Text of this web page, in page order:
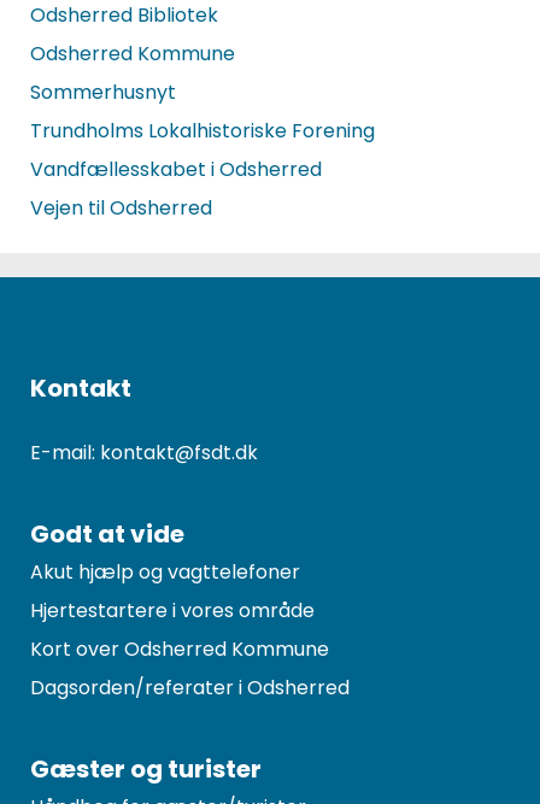
Odsherred Bibliotek
Odsherred Kommune
Sommerhusnyt
Trundholms Lokalhistoriske Forening
Vandfællesskabet i Odsherred
Vejen til Odsherred
Kontakt
E-mail: kontakt@fsdt.dk
Godt at vide
Akut hjælp og vagttelefoner
Hjertestartere i vores område
Kort over Odsherred Kommune
Dagsorden/referater i Odsherred
Gæster og turister